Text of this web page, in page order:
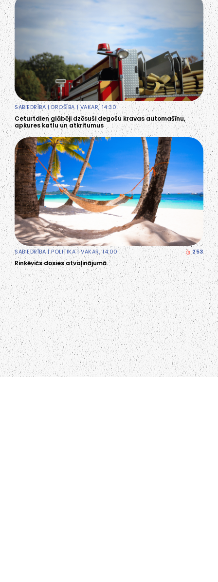
SABIEDRĪBA|DROŠĪBA| VAKAR, 14:30
Ceturtdien glābēji dzēsuši degošu kravas automašīnu,
apkures katlu un atkritumus
SABIEDRĪBA|POLITIKA| VAKAR, 14:00 253
Rinkēvičs dosies atvaļinājumā